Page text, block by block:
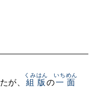
たが、 組版
くみはん
の一面
いちめん